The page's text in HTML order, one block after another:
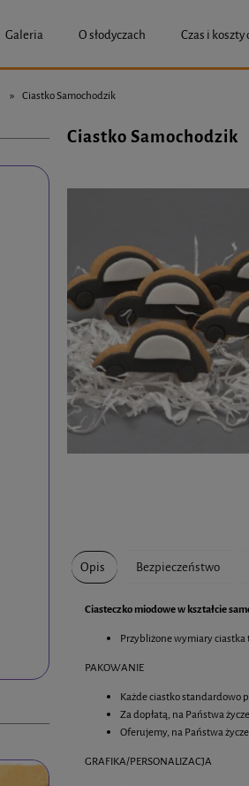
Galeria O słodyczach Czas i
» Ciastko Samochodzik
Ciastko Samochodzik
Opis Bezpieczeństwo
Ciasteczko miodowe w kształcie
Przybliżone wymiary ciastka
PAKOWANIE
Każde ciastko standardowo
Za dopłatą, na Państwa
Oferujemy, na Państwa
GRAFIKA/PERSONALIZACJA